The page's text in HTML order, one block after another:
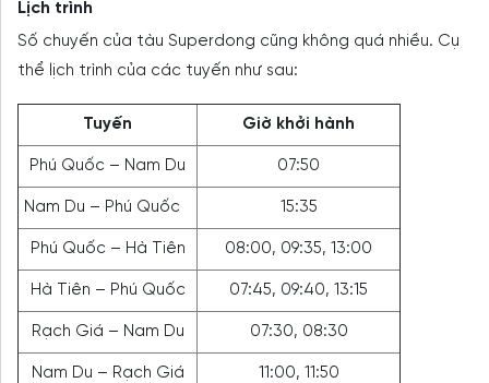
Lịch trình
Số chuyến của tàu Superdong cũng không quá nhiều. Cụ
thể lịch trình của các tuyến như sau:
Tuyến Giờ khởi hành
Phú Quốc – Nam Du 07:50
Nam Du – Phú Quốc 15:35
Phú Quốc – Hà Tiên 08:00, 09:35, 13:00
Hà Tiên – Phú Quốc 07:45, 09:40, 13:15
Rạch Giá – Nam Du 07:30, 08:30
Nam Du – Rạch Giá 11:00, 11:50